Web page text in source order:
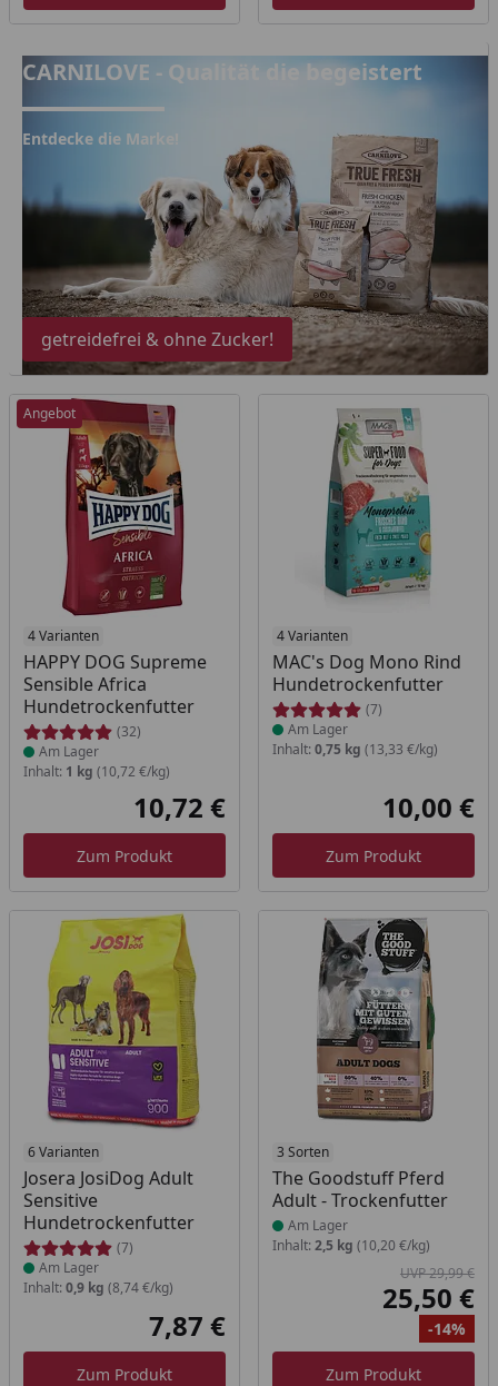
CARNILOVE - Qualität die begeistert
CARNILOVE - Qualität die begeistert
Entdecke die Marke!
getreidefrei & ohne Zucker!
Angebot
4 Varianten
HAPPY DOG Supreme
Sensible Africa
Hundetrockenfutter
(32)
Produkt am Lager
Am Lager
Inhalt: 1 kg (10,72 €/kg)
Aktueller Preis
10,72 €
Zum Produkt
4 Varianten
MAC's Dog Mono Rind
Hundetrockenfutter
(7)
Produkt am Lager
Am Lager
Inhalt: 0,75 kg (13,33 €/kg)
10,00 €
Zum Produkt
6 Varianten
Josera JosiDog Adult
Sensitive
Hundetrockenfutter
(7)
Produkt am Lager
Am Lager
Inhalt: 0,9 kg (8,74 €/kg)
Aktueller Preis
7,87 €
Zum Produkt
3 Sorten
The Goodstuff Pferd
Adult - Trockenfutter
Produkt am Lager
Am Lager
Inhalt: 2,5 kg (10,20 €/kg)
UVP 29,99 €
25,50 €
-14%
Zum Produkt